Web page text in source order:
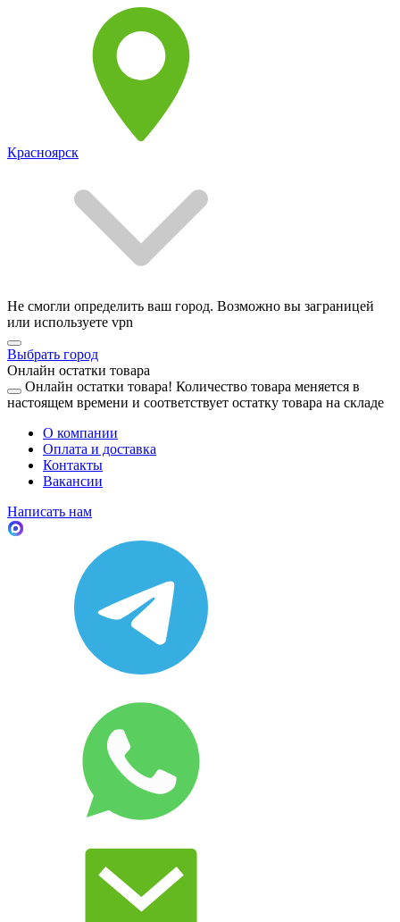
Красноярск
Не смогли определить ваш город. Возможно вы заграницей
или используете vpn
Выбрать город
Онлайн остатки товара
Онлайн остатки товара! Количество товара меняется в
настоящем времени и соответствует остатку товара на складе
О компании
Оплата и доставка
Контакты
Вакансии
Написать нам